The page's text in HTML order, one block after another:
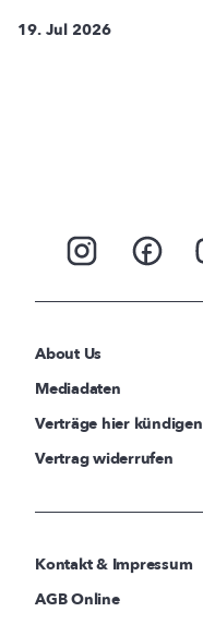
19. Jul 2026
About Us
Mediadaten
Verträge hier kündigen
Vertrag widerrufen
Kontakt & Impressum
AGB Online